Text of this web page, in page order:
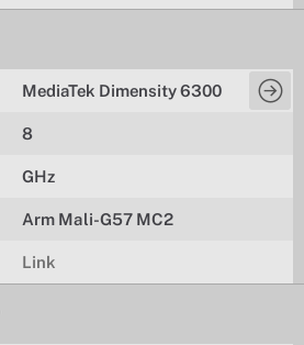
MediaTek Dimensity 6300
8
GHz
Arm Mali-G57 MC2
Link